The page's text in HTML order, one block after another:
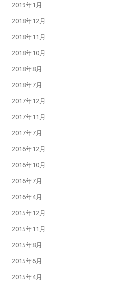
2019年1月
2018年12月
2018年11月
2018年10月
2018年8月
2018年7月
2017年12月
2017年11月
2017年7月
2016年12月
2016年10月
2016年7月
2016年4月
2015年12月
2015年11月
2015年8月
2015年6月
2015年4月